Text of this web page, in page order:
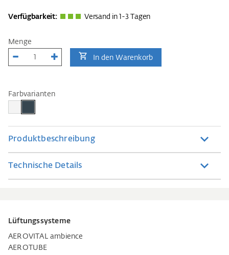
Verfügbarkeit: Versand in 1-3 Tagen
Menge
In den Warenkorb
Farbvarianten
Produktbeschreibung
Technische Details
Lüftungssysteme
AEROVITAL ambience
AEROTUBE